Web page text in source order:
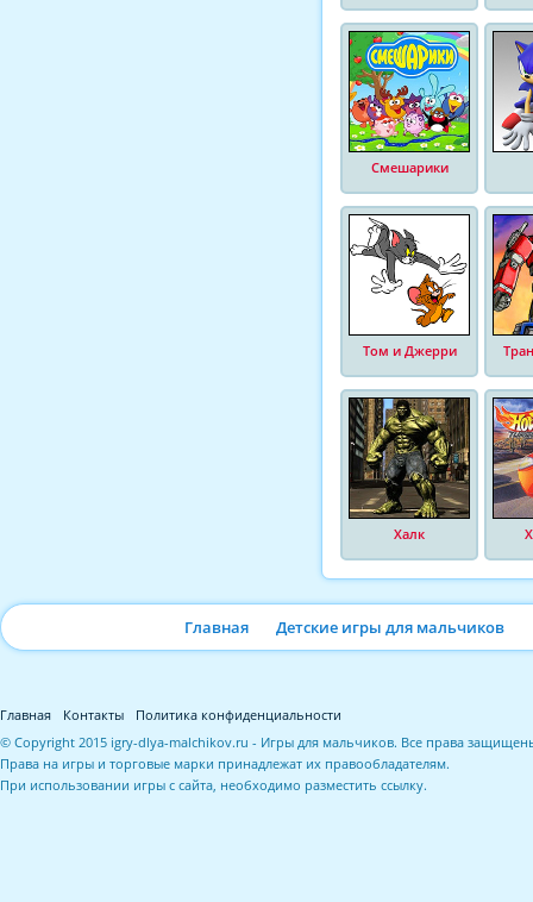
Смешарики
Том и Джерри
Халк
Главная Детские игры для мальчиков
Главная Контакты
Политика конфиденциальности
© Copyright 2015 igry-dlya-malchikov.ru - Игры для мальчиков. Все права
Права на игры и торговые марки принадлежат их правообладателям.
При использовании игры с сайта, необходимо разместить ссылку.